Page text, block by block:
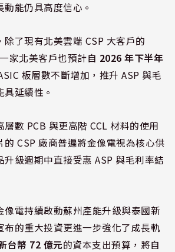
能仍具高度信心。
了現有北美雲端 CSP 大客戶的
家北美客戶也預計自 2026 年下半年
板層數不斷增加，推升 ASP 與毛
延續性。
數 PCB 與更高階 CCL 材料的使用
的 CSP 廠商普遍將金像電視為核心供
級週期中直接受惠 ASP 與毛利率結
像電持續啟動蘇州產能升級與泰國新
布的重大投資更進一步強化了成長軌
台幣 72 億元的資本支出預算，將自